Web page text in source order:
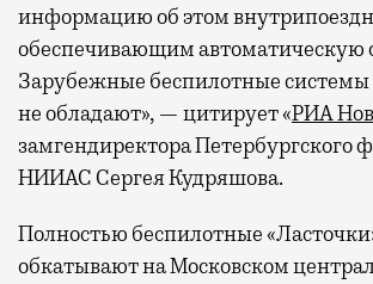
информацию об этом
обеспечивающим автоматическую
Зарубежные беспилотные
не обладают», — цитирует «РИА
замгендиректора Петербургского
НИИАС Сергея Кудряшова.
Полностью беспилотные
обкатывают на Московском